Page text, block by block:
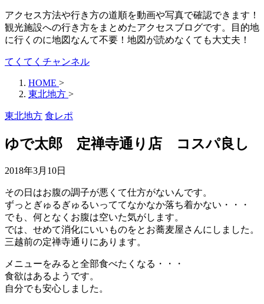
アクセス方法や行き方の道順を動画や写真で確認できます！
観光施設への行き方をまとめたアクセスブログです。目的地
に行くのに地図なんて不要！地図が読めなくても大丈夫！
てくてくチャンネル
HOME >
東北地方 >
東北地方 食レポ
ゆで太郎 定禅寺通り店 コスパ良し
2018年3月10日
その日はお腹の調子が悪くて仕方がないんです。
ずっとぎゅるぎゅるいっててなかなか落ち着かない・・・
でも、何となくお腹は空いた気がします。
では、せめて消化にいいものをとお蕎麦屋さんにしました。
三越前の定禅寺通りにあります。
メニューをみると全部食べたくなる・・・
食欲はあるようです。
自分でも安心しました。